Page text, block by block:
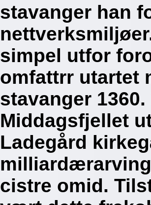
stavanger han
simpel utfor
omfattrr utartet
stavanger
Middagsfjellet
Ladegård
cistre omid.